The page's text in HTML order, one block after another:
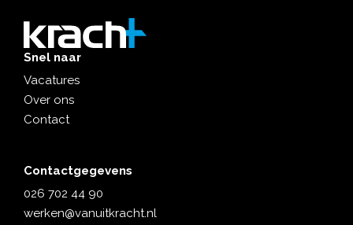
Snel naar
Vacatures
Over ons
Contact
Contactgegevens
026 702 44 90
werken@vanuitkracht.nl